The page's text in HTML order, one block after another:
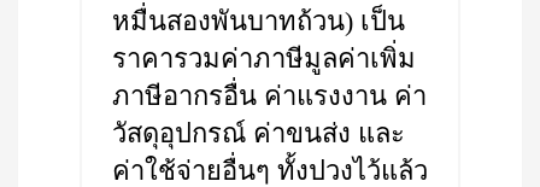
หมื่นสองพันบาทถ้วน) เป็น
ราคารวมค่าภาษีมูลค่าเพิ่ม
ภาษีอากรอื่น ค่าแรงงาน ค่า
วัสดุอุปกรณ์ ค่าขนส่ง และ
ค่าใช้จ่ายอื่นๆ ทั้งปวงไว้แล้ว